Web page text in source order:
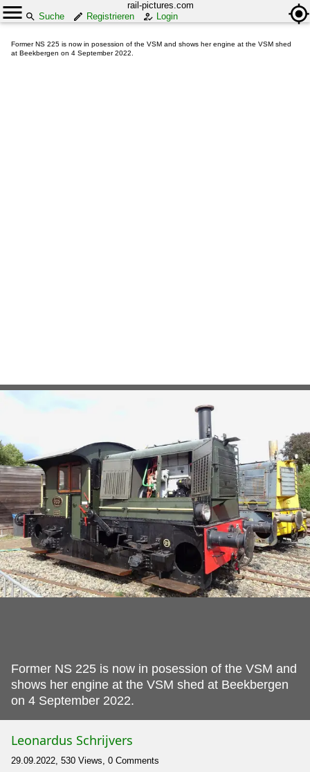
rail-pictures.com
Suche
Registrieren Login
Former NS 225 is now in posession of the VSM and shows her engine at the VSM shed
at Beekbergen on 4 September 2022.
Former NS 225 is now in posession of the VSM and
shows her engine at the VSM shed at Beekbergen
on 4 September 2022.
Leonardus Schrijvers
29.09.2022, 530 Views, 0 Comments